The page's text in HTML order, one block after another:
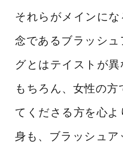
それらがメインに
念であるブラッシ
グとはテイストが異
もちろん、女性の
てくださる方を心
身も、ブラッシュ